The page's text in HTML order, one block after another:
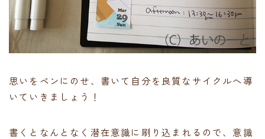
思いをペンにのせ、書いて自分を良質なサイクルへ導
いていきましょう！
書くとなんとなく潜在意識に刷り込まれるので、意識